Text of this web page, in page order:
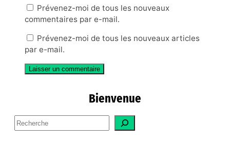
Prévenez-moi de tous les nouveaux
commentaires par e-mail.
Prévenez-moi de tous les nouveaux articles
par e-mail.
Bienvenue
S
e